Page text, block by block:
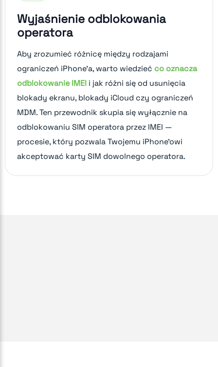
Wyjaśnienie odblokowania
operatora
Aby zrozumieć różnicę między rodzajami
ograniczeń iPhone'a, warto wiedzieć co oznacza
odblokowanie IMEI i jak różni się od usunięcia
blokady ekranu, blokady iCloud czy ograniczeń
MDM. Ten przewodnik skupia się wyłącznie na
odblokowaniu SIM operatora przez IMEI —
procesie, który pozwala Twojemu iPhone'owi
akceptować karty SIM dowolnego operatora.